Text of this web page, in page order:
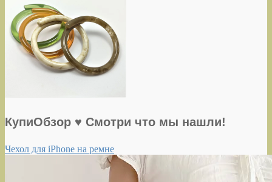
КупиОбзор ♥ Смотри что мы нашли!
Чехол для iPhone на ремне